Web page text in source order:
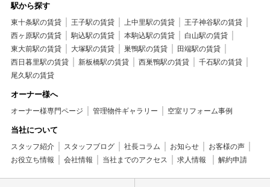
駅から探す
東十条駅の賃貸 王子駅の賃貸 上中里駅の賃貸
王子神谷駅の賃貸
西ヶ原駅の賃貸
駒込駅の賃貸 本駒込駅の賃貸
白山駅の賃貸
東大前駅の賃貸
大塚駅の賃貸 巣鴨駅の賃貸
田端駅の賃貸
西日暮里駅の賃貸
新板橋駅の賃貸 西巣鴨駅の賃貸
千石駅の賃貸
尾久駅の賃貸
オーナー様へ
オーナー様専門ページ 管理物件ギャラリー 空室リフォーム事例
当社について
スタッフ紹介 スタッフブログ 社長コラム お知らせ
お客様の声
お役立ち情報
会社情報 当社までのアクセス 求人情報 解約申請